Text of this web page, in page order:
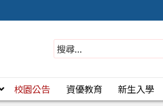
搜
校園公告 資優教育 新生入學